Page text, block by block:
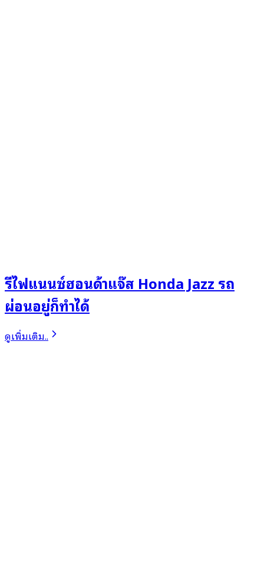
รีไฟแนนซ์ฮอนด้าแจ๊ส Honda Jazz รถ
ผ่อนอยู่ก็ทำได้
ดูเพิ่มเติม..